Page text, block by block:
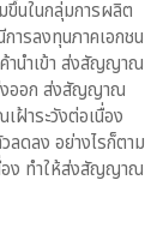
ขึ้นในกลุ่มการผลิต
ารลงทุนภาคเอกชน
านำเข้า ส่งสัญญาณ
งออก ส่งสัญญาณ
ฝ้าระวังต่อเนื่อง
ลดลง อย่างไรก็ตาม
อง ทำให้ส่งสัญญาณ